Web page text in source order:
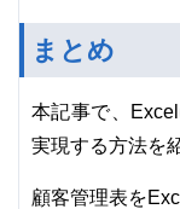
まとめ
本記事で、
実現する方法を
顧客管理表を